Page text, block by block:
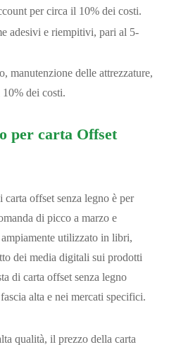
per circa il 10% dei costi.
adesivi e riempitivi, pari al 5-
manutenzione delle attrezzature,
dei costi.
per carta Offset
offset senza legno è per
di picco a marzo e
utilizzato in libri,
dei media digitali sui prodotti
di carta offset senza legno
alta e nei mercati specifici.
qualità, il prezzo della carta